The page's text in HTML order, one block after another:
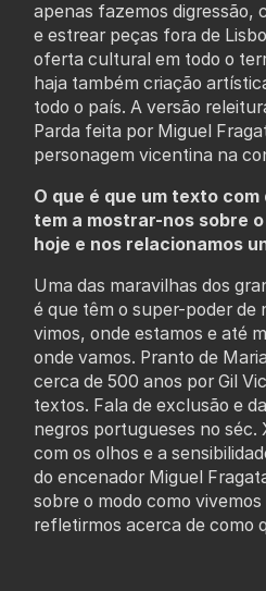
apenas fazemos digressão,
e estrear peças fora de
oferta cultural em todo o
haja também criação
todo o país. A versão
Parda feita por Miguel
personagem vicentina na
O que é que um texto
tem a mostrar-nos sobre
hoje e nos relacionamos
Uma das maravilhas dos
é que têm o super-poder de
vimos, onde estamos e até
onde vamos. Pranto de
cerca de 500 anos por Gil
textos. Fala de exclusão e
negros portugueses no séc.
com os olhos e a
do encenador Miguel
sobre o modo como
refletirmos acerca de como